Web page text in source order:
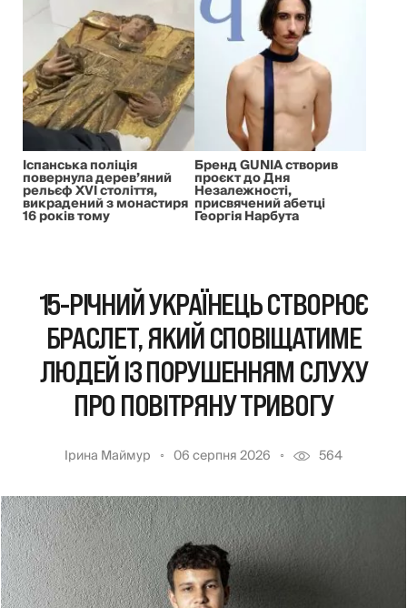
Іспанська поліція
повернула дерев’яний
рельєф XVI століття,
викрадений з монастиря
16 років тому
Бренд GUNIA створив
проєкт до Дня
Незалежності,
присвячений абетці
Георгія Нарбута
15-РІЧНИЙ УКРАЇНЕЦЬ СТВОРЮЄ
БРАСЛЕТ, ЯКИЙ СПОВІЩАТИМЕ
ЛЮДЕЙ ІЗ ПОРУШЕННЯМ СЛУХУ
ПРО ПОВІТРЯНУ ТРИВОГУ
Ірина Маймур 06 серпня 2026 564